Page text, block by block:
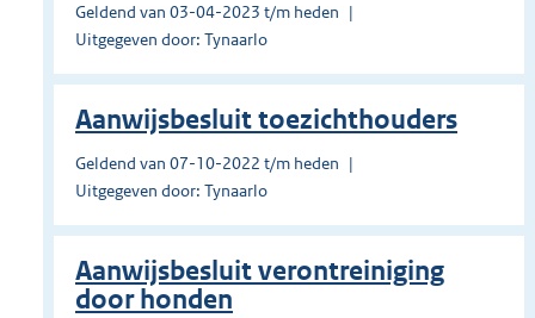
Geldend van 03-04-2023 t/m heden
Uitgegeven door: Tynaarlo
Aanwijsbesluit toezichthouders
Geldend van 07-10-2022 t/m heden
Uitgegeven door: Tynaarlo
Aanwijsbesluit verontreiniging
door honden